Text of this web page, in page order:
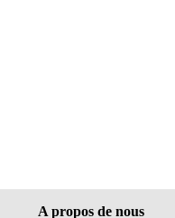
A propos de nous